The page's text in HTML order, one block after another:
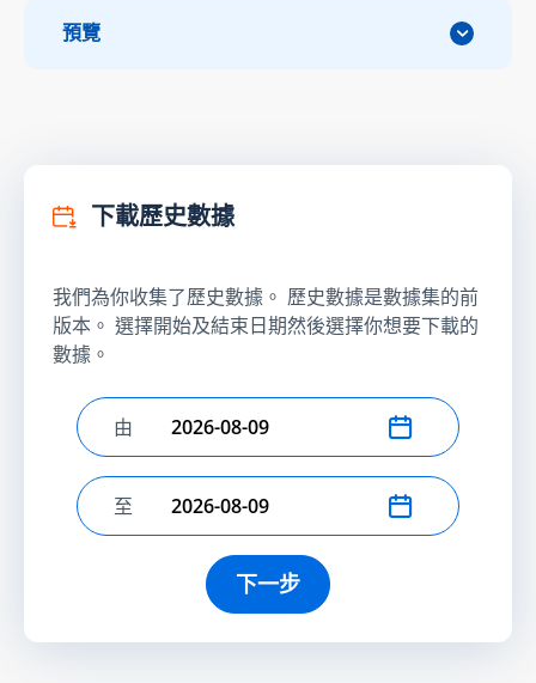
預覽
下載歷史數據
我們為你收集了歷史數據。 歷史數據是數據集的前
版本。 選擇開始及結束日期然後選擇你想要下載的
數據。
選擇開始日期
由
選擇結束日期
至
下一步